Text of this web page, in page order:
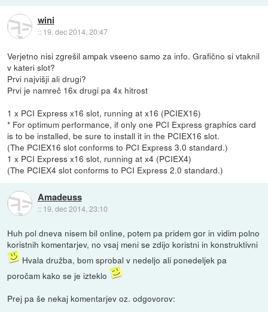
wini
:: 19. dec 2014, 20:47
Verjetno nisi zgrešil ampak vseeno samo za info. Grafično si vtaknil
v kateri slot?
Prvi najvišji ali drugi?
Prvi je namreč 16x drugi pa 4x hitrost
1 x PCI Express x16 slot, running at x16 (PCIEX16)
* For optimum performance, if only one PCI Express graphics card
is to be installed, be sure to install it in the PCIEX16 slot.
(The PCIEX16 slot conforms to PCI Express 3.0 standard.)
1 x PCI Express x16 slot, running at x4 (PCIEX4)
(The PCIEX4 slot conforms to PCI Express 2.0 standard.)
Amadeuss
:: 19. dec 2014, 23:10
Huh pol dneva nisem bil online, potem pa pridem gor in vidim polno
koristnih komentarjev, no vsaj meni se zdijo koristni in konstruktivni
Hvala družba, bom sprobal v nedeljo ali ponedeljek pa
poročam kako se je izteklo
Prej pa še nekaj komentarjev oz. odgovorov: